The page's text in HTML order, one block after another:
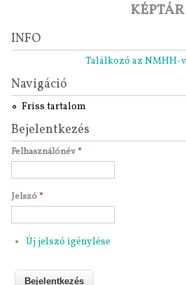
KÉPTÁR
INFO
Találkozó az NMHH-val
Navigáció
Friss tartalom
Bejelentkezés
Felhasználónév *
Jelszó *
Új jelszó igénylése